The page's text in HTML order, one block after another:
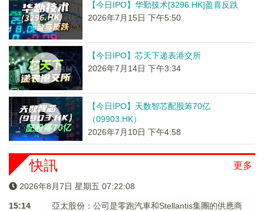
【今日IPO】华勤技术[3296.HK]盈喜反跌
2026年7月15日 下午5:50
【今日IPO】芯天下递表港交所
2026年7月14日 下午3:34
【今日IPO】天数智芯配股筹70亿
（09903.HK）
2026年7月10日 下午4:58
更多
快訊
2026年8月7日 星期五 07:22:09
15:14 亞太股份：公司是零跑汽車和Stellantis集團的供應商